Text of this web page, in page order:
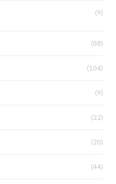
(9)
(88)
(104)
(9)
(22)
(20)
(44)